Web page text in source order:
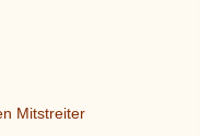
Mitstreiter